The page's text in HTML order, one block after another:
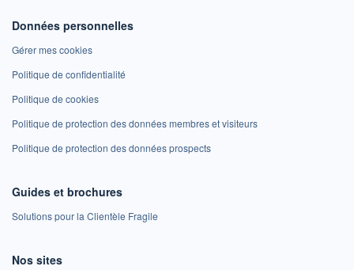
Données personnelles
Gérer mes cookies
Politique de confidentialité
Politique de cookies
Politique de protection des données membres et visiteurs
Politique de protection des données prospects
Guides et brochures
Solutions pour la Clientèle Fragile
Nos sites